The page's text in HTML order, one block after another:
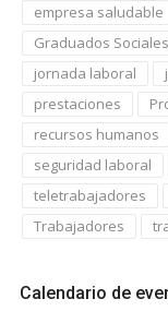
empresa saludable
Graduados Sociales
jornada laboral
prestaciones
recursos humanos
seguridad laboral
teletrabajadores
Trabajadores
Calendario de